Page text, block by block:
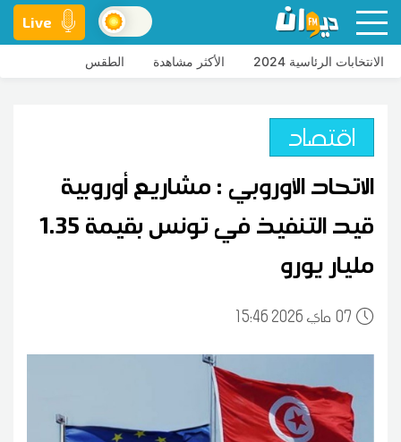
Live
الانتخابات الرئاسية 2024 الأكثر مشاهدة الطقس
اقتصاد
الاتحاد الأوروبي : مشاريع أوروبية
قيد التنفيذ في تونس بقيمة 1.35
مليار يورو
07 15:46 2026 ماي